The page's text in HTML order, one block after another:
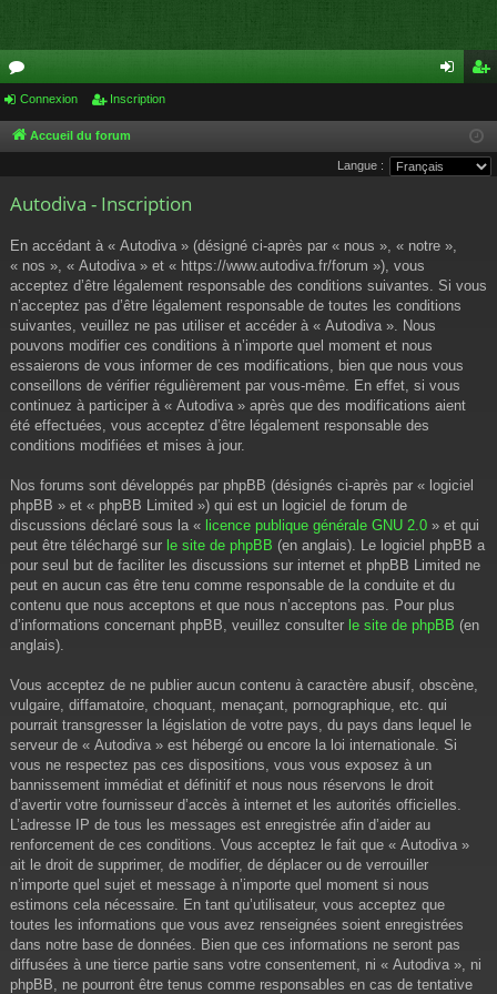
or
u
s
cri
pti
Connexion Inscription
Accueil du forum
Langue :
Autodiva - Inscription
En accédant à « Autodiva » (désigné ci-après par « nous », « notre »,
« nos », « Autodiva » et « https://www.autodiva.fr/forum »), vous
acceptez d’être légalement responsable des conditions suivantes. Si vous
n’acceptez pas d’être légalement responsable de toutes les conditions
suivantes, veuillez ne pas utiliser et accéder à « Autodiva ». Nous
pouvons modifier ces conditions à n’importe quel moment et nous
essaierons de vous informer de ces modifications, bien que nous vous
conseillons de vérifier régulièrement par vous-même. En effet, si vous
continuez à participer à « Autodiva » après que des modifications aient
été effectuées, vous acceptez d’être légalement responsable des
conditions modifiées et mises à jour.
Nos forums sont développés par phpBB (désignés ci-après par « logiciel
phpBB » et « phpBB Limited ») qui est un logiciel de forum de
discussions déclaré sous la « licence publique générale GNU 2.0 » et qui
peut être téléchargé sur le site de phpBB (en anglais). Le logiciel phpBB a
pour seul but de faciliter les discussions sur internet et phpBB Limited ne
peut en aucun cas être tenu comme responsable de la conduite et du
contenu que nous acceptons et que nous n’acceptons pas. Pour plus
d’informations concernant phpBB, veuillez consulter le site de phpBB (en
anglais).
Vous acceptez de ne publier aucun contenu à caractère abusif, obscène,
vulgaire, diffamatoire, choquant, menaçant, pornographique, etc. qui
pourrait transgresser la législation de votre pays, du pays dans lequel le
serveur de « Autodiva » est hébergé ou encore la loi internationale. Si
vous ne respectez pas ces dispositions, vous vous exposez à un
bannissement immédiat et définitif et nous nous réservons le droit
d’avertir votre fournisseur d’accès à internet et les autorités officielles.
L’adresse IP de tous les messages est enregistrée afin d’aider au
renforcement de ces conditions. Vous acceptez le fait que « Autodiva »
ait le droit de supprimer, de modifier, de déplacer ou de verrouiller
n’importe quel sujet et message à n’importe quel moment si nous
estimons cela nécessaire. En tant qu’utilisateur, vous acceptez que
toutes les informations que vous avez renseignées soient enregistrées
dans notre base de données. Bien que ces informations ne seront pas
diffusées à une tierce partie sans votre consentement, ni « Autodiva », ni
phpBB, ne pourront être tenus comme responsables en cas de tentative